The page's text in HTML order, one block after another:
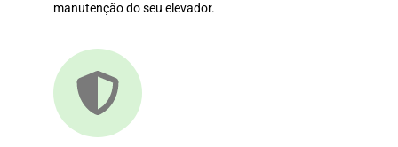
manutenção do seu elevador.